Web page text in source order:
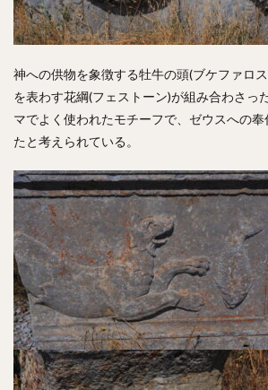
神への供物を象徴する牡牛の頭(ブケファロ
を表わす花綱(フェストーン)が組み合わさっ
マでよく使われたモチーフで、ゼウスへの
たと考えられている。